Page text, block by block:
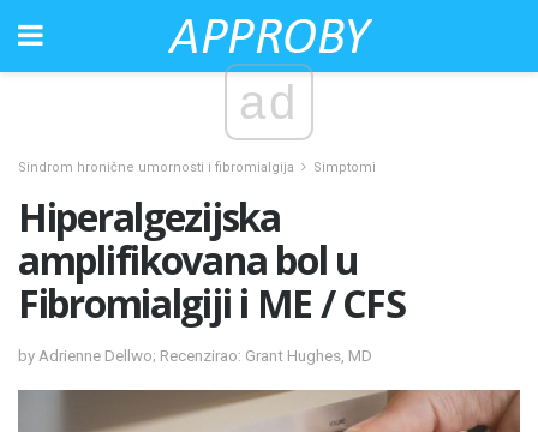
ad
Sindrom hronične umornosti i fibromialgija Simptomi
Hiperalgezijska
amplifikovana bol u
Fibromialgiji i ME / CFS
by Adrienne Dellwo; Recenzirao: Grant Hughes, MD